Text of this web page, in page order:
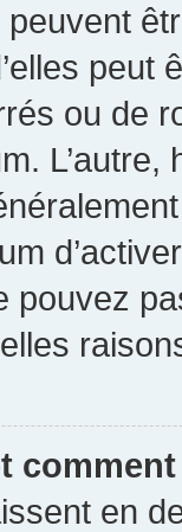
ou de
en